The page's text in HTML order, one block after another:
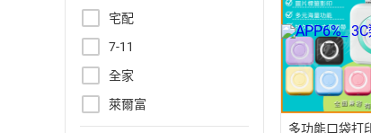
宅配
7-11
全家
萊爾富
多功能口袋打